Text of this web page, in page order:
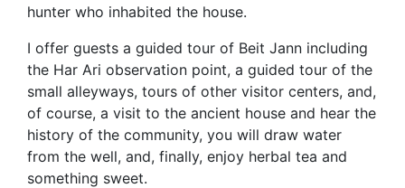
hunter who inhabited the house.
I offer guests a guided tour of Beit Jann including
the Har Ari observation point, a guided tour of the
small alleyways, tours of other visitor centers, and,
of course, a visit to the ancient house and hear the
history of the community, you will draw water
from the well, and, finally, enjoy herbal tea and
something sweet.